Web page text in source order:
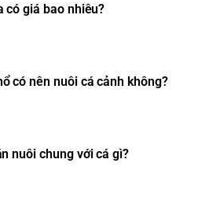
có giá bao nhiêu?
có nên nuôi cá cảnh không?
nuôi chung với cá gì?